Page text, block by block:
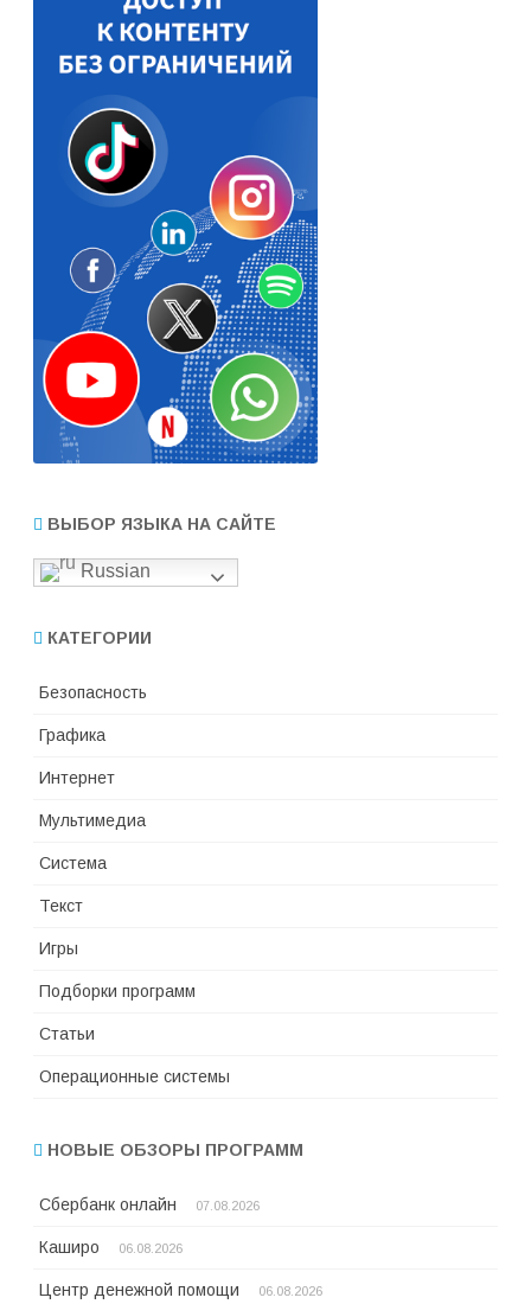
ВЫБОР ЯЗЫКА НА САЙТЕ
Russian
КАТЕГОРИИ
Безопасность
Графика
Интернет
Мультимедиа
Система
Текст
Игры
Подборки программ
Статьи
Операционные системы
НОВЫЕ ОБЗОРЫ ПРОГРАММ
Сбербанк онлайн 07.08.2026
Каширо 06.08.2026
Центр денежной помощи 06.08.2026